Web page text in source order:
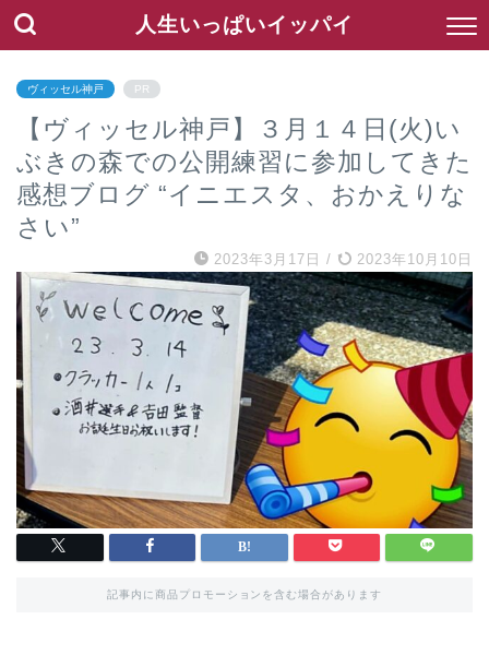
人生いっぱいイッパイ
ヴィッセル神戸 PR
【ヴィッセル神戸】３月１４日(火)い
ぶきの森での公開練習に参加してきた
感想ブログ “イニエスタ、おかえりな
さい”
2023年3月17日 / 2023年10月10日
記事内に商品プロモーションを含む場合があります